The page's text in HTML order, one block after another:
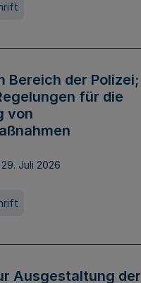
Bereich der Polizei;
für die
von
Juli 2026
Ausgestaltung der